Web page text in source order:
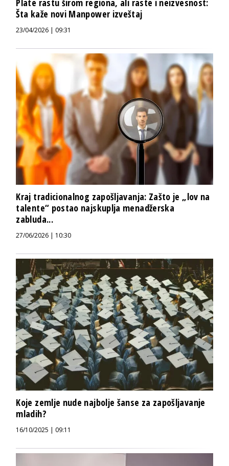
Šta kaže novi Manpower izveštaj
23/04/2026 | 09:31
Kraj tradicionalnog zapošljavanja: Zašto je „lov na
talente“ postao najskuplja menadžerska
zabluda...
27/06/2026 | 10:30
Koje zemlje nude najbolje šanse za zapošljavanje
mladih?
16/10/2025 | 09:11